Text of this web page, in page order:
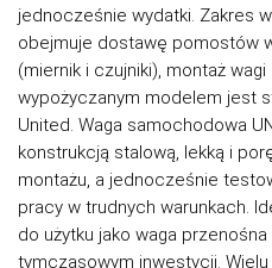
jednocześnie wydatki. Zakres
obejmuje dostawę pomostów
(miernik i czujniki), montaż
wypożyczanym modelem jest
United. Waga samochodowa
konstrukcją stalową, lekką i
montażu, a jednocześnie
pracy w trudnych warunkach.
do użytku jako waga
tymczasowym inwestycji.